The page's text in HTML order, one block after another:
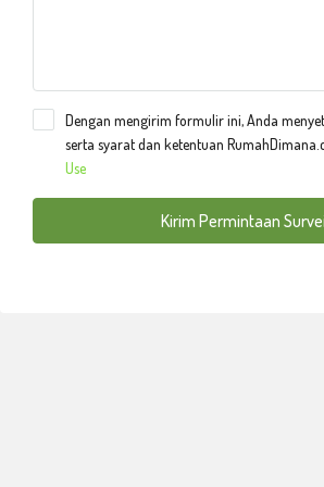
Dengan mengirim formulir ini, Anda
serta syarat dan ketentuan
Use
Kirim Permintaan Survei